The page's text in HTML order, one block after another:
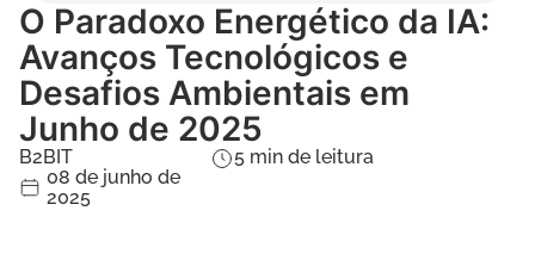
O Paradoxo Energético da IA:
Avanços Tecnológicos e
Desafios Ambientais em
Junho de 2025
B2BIT
08 de junho de
2025
5 min de leitura